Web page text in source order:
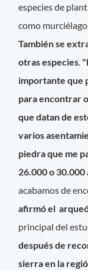
especies de
como
También se
otras especies.
importante que
para encontrar
que datan de
varios
piedra que me
26.000 o 30.000
acabamos de
afirmó el
principal del
después de
sierra en la